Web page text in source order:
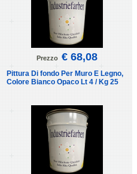
Prezzo € 68,08
Pittura Di fondo Per Muro E Legno,
Colore Bianco Opaco Lt 4 / Kg 25